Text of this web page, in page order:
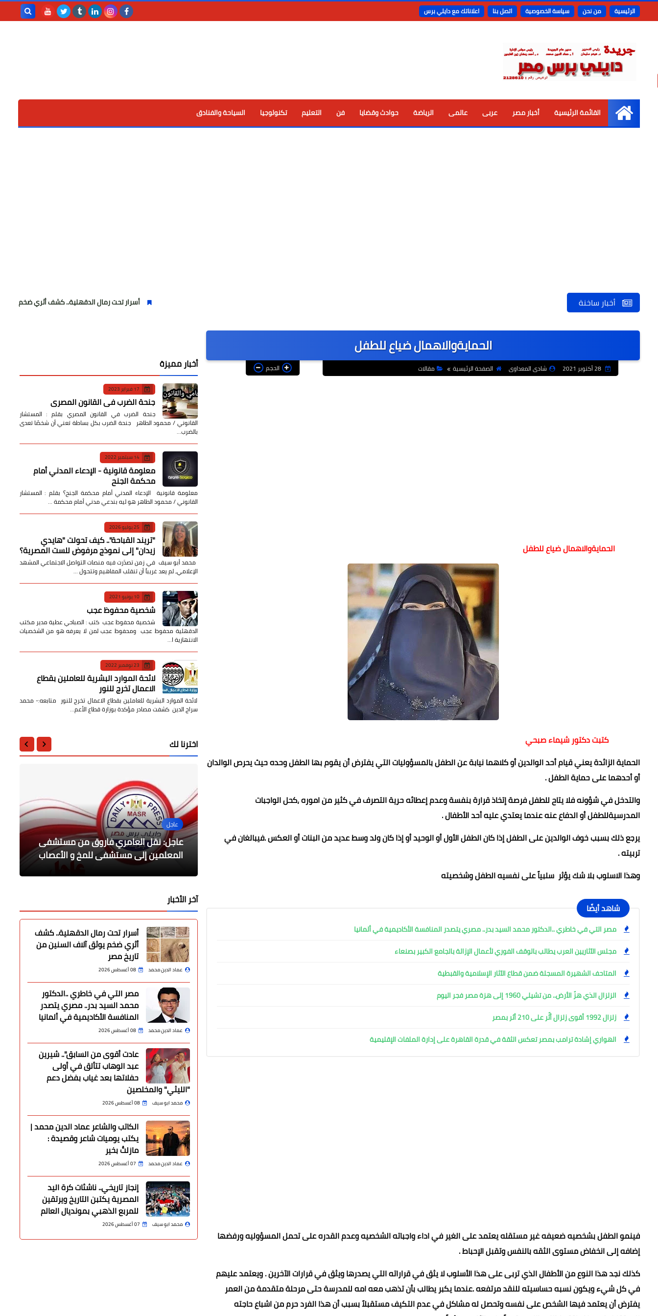
الرئيسية من نحن سياسة الخصوصية اتصل بنا اعلاناتك مع دايلي برس
الرئيسية
القائمة الرئيسية أخبار مصر عربى عالمى الرياضة حوادث وقضايا فن التعليم تكنولوجيا السياحة والفنادق
أخبار ساخنة أسرار تحت رمال الدقهلية.. كشف أثري ضخم يوثق آلاف السنين
الحمايةوالاهمال ضياع للطفل
28 أكتوبر 2021 شادى المعداوى الصفحة الرئيسية مقالات الحجم
الحمايةوالاهمال ضياع للطفل
كتبت دكتور شيماء صبحي
الحماية الزائدة يعني قيام أحد الوالدين أو كلاهما نيابة عن الطفل بالمسؤوليات التي يفترض أن يقوم بها الطفل وحده حيث يحرص الوالدان
أو أحدهما على حماية الطفل .
والتدخل في شؤونه فلا يتاح للطفل فرصة إتخاذ قرارة بنفسة وعدم إعطائه حرية التصرف في كثير من اموره ،كحل الواجبات
المدرسيةللطفل أو الدفاع عنه عندما يعتدي عليه أحد الأطفال .
يرجع ذلك بسبب خوف الوالدين على الطفل إذا كان الطفل الأول أو الوحيد أو إذا كان ولد وسط عديد من البنات أو العكس .فيبالغان في
تربيته .
وهذا الاسلوب بلا شك يؤثر سلبياً على نفسيه الطفل وشخصيته
شاهد أيضًا
مصر التي في خاطري ..الدكتور محمد السيد بدر.. مصري يتصدر المنافسة الأكاديمية في ألمانيا
مجلس الآثاريين العرب يطالب بالوقف الفوري لأعمال الإزالة بالجامع الكبير بصنعاء
المتاحف الشهيرة المسجلة ضمن قطاع الآثار الإسلامية والقبطية
الزلزال الذي هزّ الأرض.. من تشيلي 1960 إلى هزة مصر فجر اليوم
زلزال 1992 أقوى زلزال أثّر على 210 أثر بمصر
الهواري إشادة ترامب بمصر تعكس الثقة في قدرة القاهرة على إدارة الملفات الإقليمية
فينمو الطفل بشخصيه ضعيفه غير مستقله يعتمد على الغير في اداء واجباته الشخصيه وعدم القدره على تحمل المسؤوليه ورفضها
إضافه إلى انخفاض مستوى الثقه بالنفس وتقبل الإحباط .
كذلك نجد هذا النوع من الأطفال الذي تربى على هذا الأسلوب لا يثق في قراراته التي يصدرها ويثق في قرارات الآخرين . ويعتمد عليهم
في كل شيء ويكون نسبه حساسيته للنقد مرتفعه .عندما يكبر يطالب بأن تذهب معه امه للمدرسة حتى مرحلة متقدمة من العمر
يفترض أن يعتمد فيها الشخص على نفسه وتحصل له مشاكل في عدم التكيف مستقبلاً بسبب أن هذا الفرد حرم من اشباع حاجته
أخبار مميزة
17 فبراير 2023
جنحة الضرب في القانون المصري
جنحة الضرب في القانون المصري بقلم : المستشار
القانوني / محمود الطاهر جنحة الضرب بكل بساطة تعني أن شخصًا تعدى
بالضرب…
14 سبتمبر 2022
معلومة قانونية - الإدعاء المدني أمام
محكمة الجنح
معلومة قانونية الإدعاء المدني أمام محكمة الجنح؟ بقلم : المستشار
القانوني / محمود الطاهر هو ليه بندعي مدني أمام محكمة …
25 يوليو 2026
​"تريند القباحة".. كيف تحولت "هايدي
زيدان" إلى نموذج مرفوض للست المصرية؟
​ محمد أبو سيف ​في زمن تصدّرت فيه منصات التواصل الاجتماعي المشهد
الإعلامي، لم يعد غريباً أن تنقلب المفاهيم وتتحول …
10 يونيو 2021
شخصية محفوظ عجب
شخصية محفوظ عجب كتب : الصباحي عطية مدير مكتب
الدقهلية محفوظ عجب ومحفوظ عجب لمن لا يعرفه هو من الشخصيات
الانتهازية ا…
23 نوفمبر 2022
لائحة الموارد البشرية للعاملين بقطاع
الاعمال تخرج للنور
لائحة الموارد البشرية للعاملين بقطاع الاعمال تخرج للنور متابعه:- محمد
سراج الدين كشفت مصادر مؤكدة بوزارة قطاع الأعم…
اخترنا لك
عاجل
عاجل: نقل العامري فاروق من مستشفى
المعلمين إلى مستشفى للمخ و الأعصاب
محافظات
الصبروط يقوم بجولة تفقدية داخل نادي
العبور الرياضي بالقليوبية
محافظات
اجتماع بديوان محافظة القليوبية بحضور
وزير الاتصالات
عاجل
عاجل: الزمالك ينجح في رفع الحجر على
أرصدة النادي
أخبار مصر
جناح وزارة النقل يستقبل عدداً من
العاملين بهيئة ميناء دمياط
آخر الأخبار
أسرار تحت رمال الدقهلية.. كشف
أثري ضخم يوثق آلاف السنين من
تاريخ مصر
عماد الدين محمد 08 أغسطس 2026
مصر التي في خاطري ..الدكتور
محمد السيد بدر.. مصري يتصدر
المنافسة الأكاديمية في ألمانيا
عماد الدين محمد 08 أغسطس 2026
عادت أقوى من السابق".. شيرين
عبد الوهاب تتألق في أولى
حفلاتها بعد غياب بفضل دعم
"الليثي" والمخلصين
محمد ابو سيف 08 أغسطس 2026
الكاتب والشاعر عماد الدين محمد |
يكتب يوميات شاعر وقصيدة :
مازلتُ بخير
عماد الدين محمد 07 أغسطس 2026
إنجاز تاريخي.. ناشئات كرة اليد
المصرية يكتبن التاريخ ويرتقين
للمربع الذهبي بمونديال العالم
محمد ابو سيف 07 أغسطس 2026